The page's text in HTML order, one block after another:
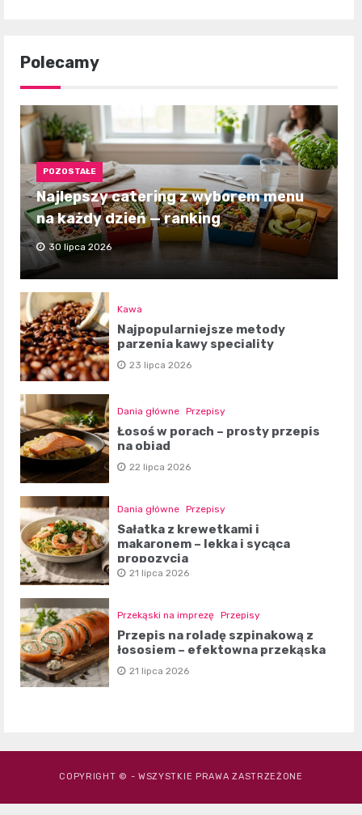
Polecamy
POZOSTAŁE
Najlepszy catering z wyborem menu
na każdy dzień — ranking
30 lipca 2026
Kawa
Najpopularniejsze metody
parzenia kawy speciality
23 lipca 2026
Dania główne Przepisy
Łosoś w porach – prosty przepis
na obiad
22 lipca 2026
Dania główne Przepisy
Sałatka z krewetkami i
makaronem – lekka i sycąca
propozycja
21 lipca 2026
Przekąski na imprezę Przepisy
Przepis na roladę szpinakową z
łososiem – efektowna przekąska
21 lipca 2026
COPYRIGHT © - WSZYSTKIE PRAWA ZASTRZEŻONE